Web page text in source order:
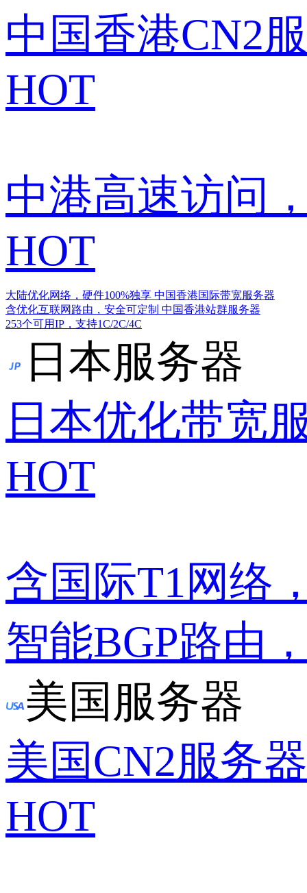
中国香港CN2
HOT
中港高速访问
HOT
大陆优化网络，硬件100%独享 中国香港国际带宽服务器
含优化互联网路由，安全可定制 中国香港站群服务器
253个可用IP，支持1C/2C/4C
日本服务器
日本优化带宽
HOT
含国际T1网络
智能BGP路由
美国服务器
美国CN2服务器
HOT